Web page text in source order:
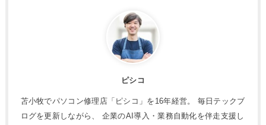
ピシコ
苫小牧でパソコン修理店「ピシコ」を16年経営。 毎日テックブ
ログを更新しながら、 企業のAI導入・業務自動化を伴走支援し